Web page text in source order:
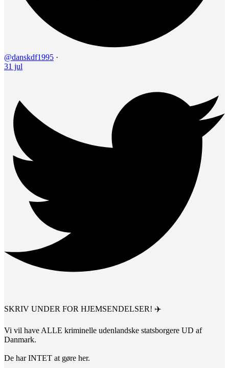
@danskdf1995 ·
31 jul
SKRIV UNDER FOR HJEMSENDELSER! ✈️
Vi vil have ALLE kriminelle udenlandske statsborgere UD af
Danmark.
De har INTET at gøre her.